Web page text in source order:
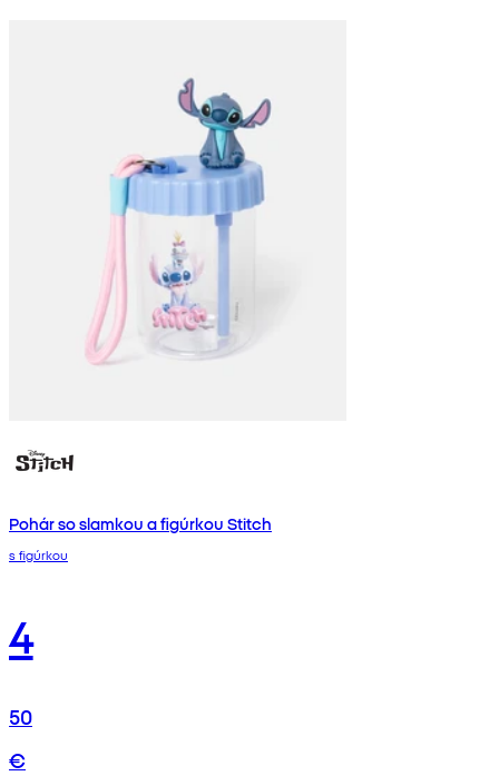
Pohár so slamkou a figúrkou Stitch
s figúrkou
4
50
€